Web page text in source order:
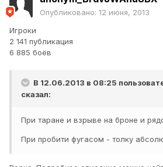
Опубликовано: 12 июня, 2013
Игроки
2 141 публикация
6 885 боёв
В 12.06.2013 в 08:25
сказал:
При таране и взрыве на броне и
При пробити фугасом - толку